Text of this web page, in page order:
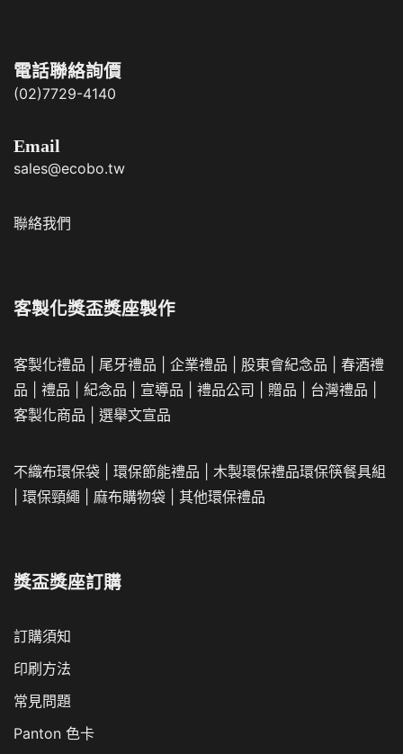
電話聯絡詢價
(02)7729-4140
Email
sales@ecobo.tw
聯絡我們
客製化獎盃獎座製作
客製化禮品 尾牙禮品 企業禮品 股東會紀念品
春酒禮
品
禮品 紀念品 宣導品 禮品公司 贈品 台灣禮品
客製化商品
選舉文宣品
不織布環保袋 環保節能禮品 木製環保禮品環保筷餐具組
環保頸繩 麻布購物袋 其他環保禮品
獎盃獎座訂購
訂購須知
印刷方法
常見問題
Panton 色卡